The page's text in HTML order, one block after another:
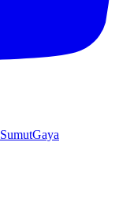
SumutGaya